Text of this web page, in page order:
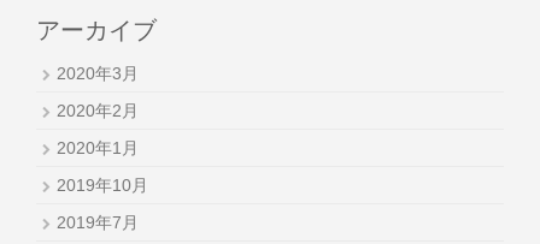
アーカイブ
2020年3月
2020年2月
2020年1月
2019年10月
2019年7月